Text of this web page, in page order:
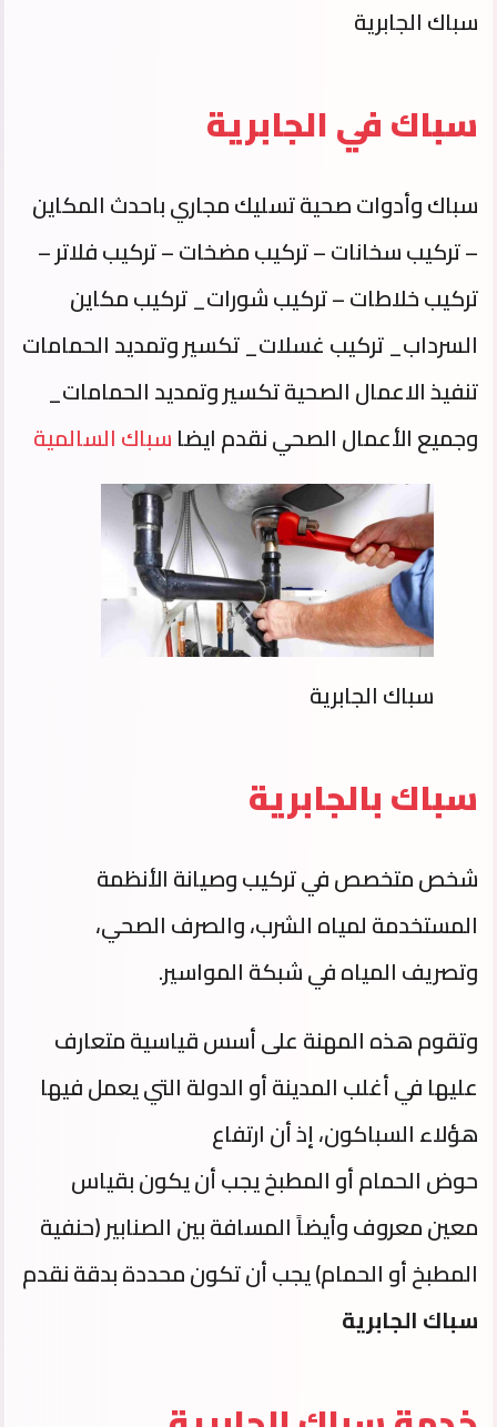
سباك الجابرية
سباك في الجابرية
سباك وأدوات صحية تسليك مجاري باحدث المكاين
– تركيب سخانات – تركيب مضخات – تركيب فلاتر –
تركيب خلاطات – تركيب شورات_ تركيب مكاين
السرداب_ تركيب غسلات_ تكسير وتمديد الحمامات
تنفيذ الاعمال الصحية تكسير وتمديد الحمامات_
وجميع الأعمال الصحي نقدم ايضاسباك السالمية
سباك الجابرية
سباك بالجابرية
شخص متخصص في تركيب وصيانة الأنظمة
المستخدمة لمياه الشرب، والصرف الصحي،
وتصريف المياه في شبكة المواسير.
وتقوم هذه المهنة على أسس قياسية متعارف
عليها في أغلب المدينة أو الدولة التي يعمل فيها
هؤلاء السباكون، إذ أن ارتفاع
حوض الحمام أو المطبخ يجب أن يكون بقياس
معين معروف وأيضاً المسافة بين الصنابير (حنفية
المطبخ أو الحمام) يجب أن تكون محددة بدقة نقدم
سباك الجابرية